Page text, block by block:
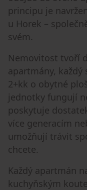
principu je
u Horek –
svém.
Nemovitost tvoří
apartmány,
2+kk o obytné
jednotky fungují
poskytuje
více generacím
umožňují trávit
chcete.
Každý apartmán
kuchyňským